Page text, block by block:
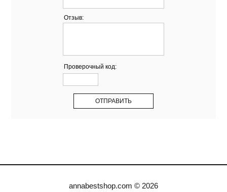
Отзыв:
Проверочный код:
annabestshop.com © 2026